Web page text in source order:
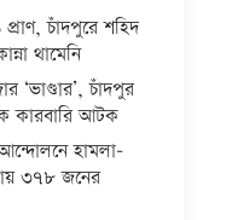
চাঁদপুরে শহিদ
থামেনি
‘ভাণ্ডার’, চাঁদপুর
কারবারি আটক
হামলা-
৩৭৮ জনের